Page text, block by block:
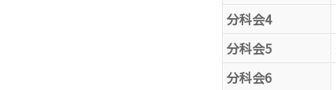
分科会4
分科会5
分科会6